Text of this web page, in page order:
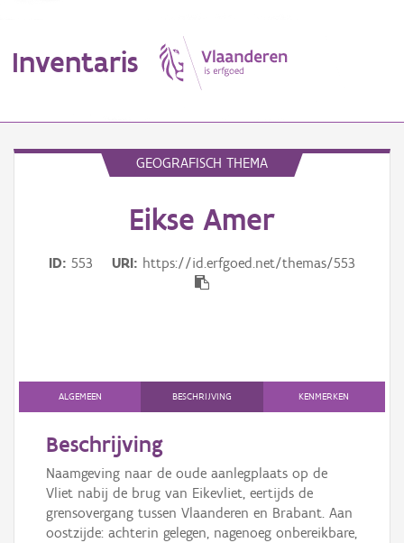
Inventaris
Aanduidingsobject
Persoon of collectief
Downloads
Hergebruik
Aanmelden
GEOGRAFISCH THEMA
Eikse Amer
ID 553 URI https://id.erfgoed.net/themas/553
ALGEMEEN BESCHRIJVING KENMERKEN
Beschrijving
Naamgeving naar de oude aanlegplaats op de
Vliet nabij de brug van Eikevliet, eertijds de
grensovergang tussen Vlaanderen en Brabant. Aan
oostzijde: achterin gelegen, nagenoeg onbereikbare,